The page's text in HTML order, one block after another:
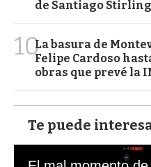
de Santiago Stirling
10La basura de
Felipe Cardoso
obras que prevé la
Te puede